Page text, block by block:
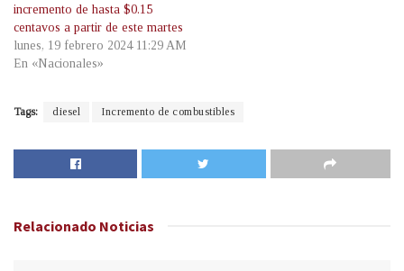
incremento de hasta $0.15
centavos a partir de este martes
lunes, 19 febrero 2024 11:29 AM
En «Nacionales»
Tags: diesel Incremento de combustibles
Relacionado Noticias